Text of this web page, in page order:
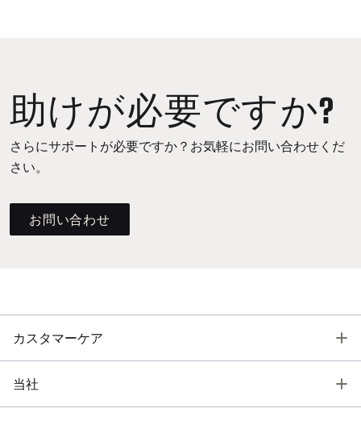
助けが必要ですか?
さらにサポートが必要ですか？お気軽にお問い合わせくだ
さい。
お問い合わせ
カスタマーケア
当社